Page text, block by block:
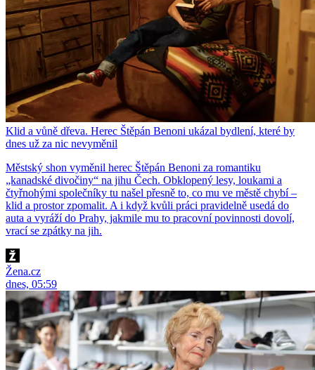
Klid a vůně dřeva. Herec Štěpán Benoni ukázal bydlení, které by
dnes už za nic nevyměnil
Městský shon vyměnil herec Štěpán Benoni za romantiku
„kanadské divočiny“ na jihu Čech. Obklopený lesy, loukami a
čtyřnohými společníky tu našel přesně to, co mu ve městě chybí –
klid a prostor zpomalit. A i když kvůli práci pravidelně usedá do
auta a vyráží do Prahy, jakmile mu to pracovní povinnosti dovolí,
vrací se zpátky na jih.
Žena.cz
dnes, 05:59